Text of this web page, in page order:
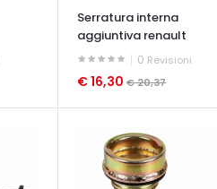
Serratura interna
aggiuntiva renault
premium
0 Revisioni
€ 16,30 € 20,37
OCCHIATA VELOCE